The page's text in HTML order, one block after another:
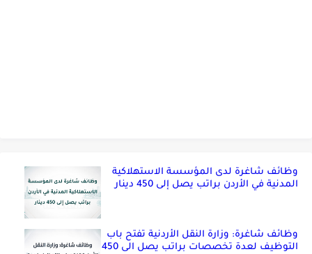
وظائف شاغرة لدى المؤسسة الاستهلاكية
المدنية في الأردن براتب يصل إلى 450 دينار
وظائف شاغرة: وزارة النقل الأردنية تفتح باب
التوظيف لعدة تخصصات براتب يصل الى 450